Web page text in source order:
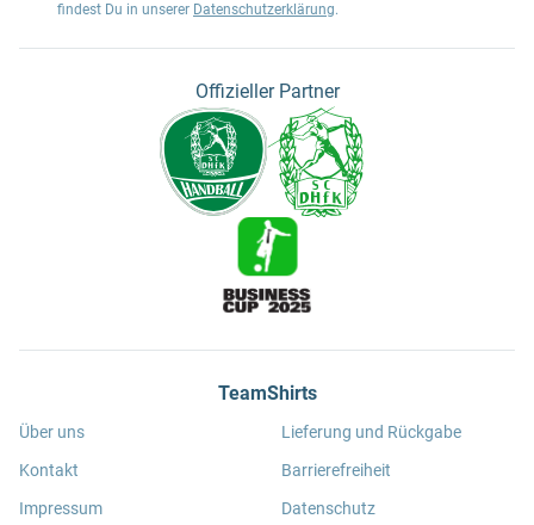
findest Du in unserer Datenschutzerklärung.
Offizieller Partner
TeamShirts
Über uns
Kontakt
Impressum
Lieferung und Rückgabe
Barrierefreiheit
Datenschutz